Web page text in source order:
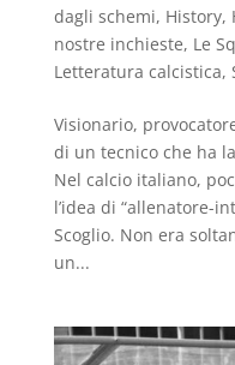
dagli schemi, History,
nostre inchieste, Le
Letteratura calcistica,
Visionario,
di un tecnico che ha
Nel calcio italiano,
l’idea di “allenatore-
Scoglio. Non era
un...